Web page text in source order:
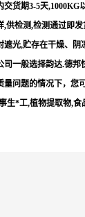
交货期3-5天
,供检测,检测通过即发
遮光,贮存在干燥、阴
司一般选择韵达.德
量问题的情况下，您
生*工,植物提取物,